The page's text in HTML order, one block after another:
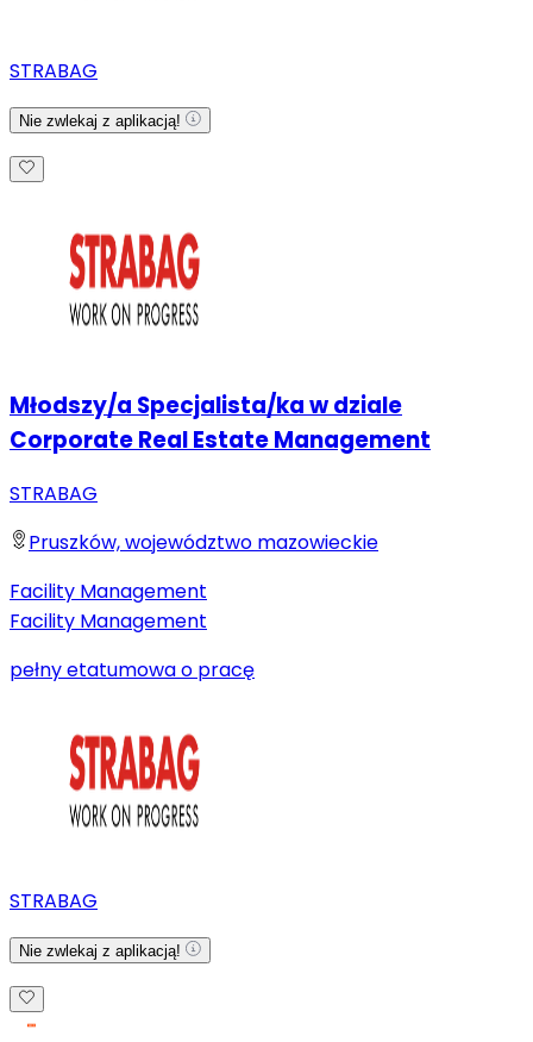
STRABAG
Nie zwlekaj z aplikacją!
Młodszy/a Specjalista/ka w dziale
Corporate Real Estate Management
STRABAG
Pruszków, województwo mazowieckie
Facility Management
Facility Management
pełny etatumowa o pracę
STRABAG
Nie zwlekaj z aplikacją!